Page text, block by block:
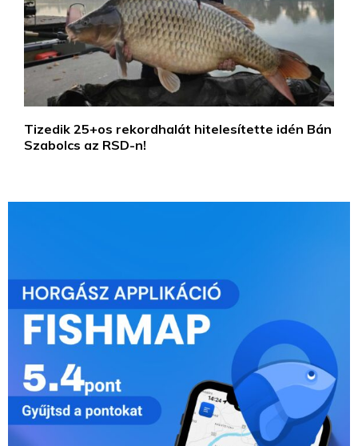
Tizedik 25+os rekordhalát hitelesítette idén Bán
Szabolcs az RSD-n!